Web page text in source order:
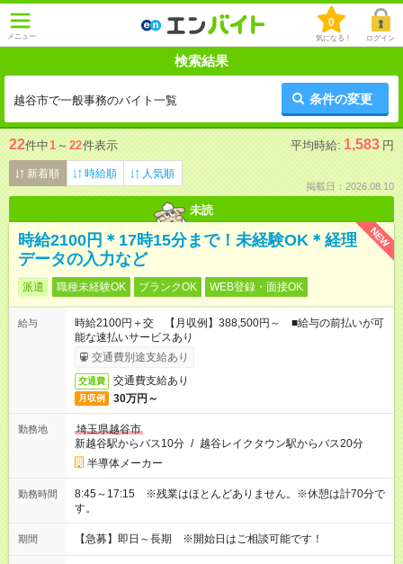
メニュー
0
気になる！ ログイン
検索結果
越谷市で一般事務のバイト一覧 条件の変更
22件中1 ～ 22件表示 平均時給: 1,583 円
新着順 時給順 人気順
掲載日：2026.08.10
未読
NEW
時給2100円＊17時15分まで！未経験OK＊経理
データの入力など
派遣 職種未経験OK ブランクOK WEB登録・面接OK
給与
時給2100円＋交 【月収例】388,500円～ ■給与の前払いが可
能な速払いサービスあり
交通費別途支給あり
交通費 交通費支給あり
月収例 30万円～
勤務地
埼玉県越谷市
新越谷駅からバス10分 / 越谷レイクタウン駅からバス20分
半導体メーカー
勤務時間
8:45～17:15 ※残業はほとんどありません。※休憩は計70分で
す。
期間 【急募】即日～長期 ※開始日はご相談可能です！